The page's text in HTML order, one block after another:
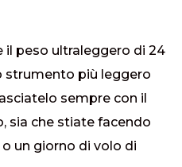
peso ultraleggero di 24
strumento più leggero
sempre con il
sia che stiate facendo
un giorno di volo di